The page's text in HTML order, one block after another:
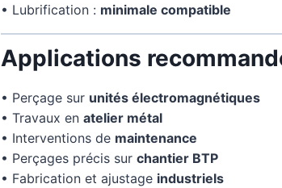
• Lubrification : minimale compatible
Applications
• Perçage sur unités électromagnétiques
• Travaux en atelier métal
• Interventions de maintenance
• Perçages précis sur chantier BTP
• Fabrication et ajustage industriels